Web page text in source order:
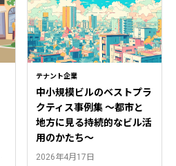
テナント企業
中小規模ビルのベストプラ
クティス事例集 ～都市と
地方に見る持続的なビル活
用のかたち～
2026年4月17日